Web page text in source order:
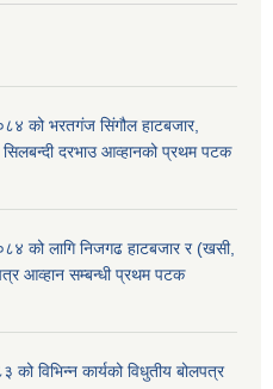
को भरतगंज सिंगौल हाटबजार,
दरभाउ आव्हानको प्रथम पटक
को लागि निजगढ हाटबजार र (खसी,
आव्हान सम्बन्धी प्रथम पटक
विभिन्न कार्यको विधुतीय बोलपत्र